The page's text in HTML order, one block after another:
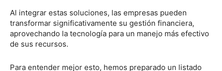
Al integrar estas soluciones, las empresas pueden
transformar significativamente su gestión financiera,
aprovechando la tecnología para un manejo más efectivo
de sus recursos.
Para entender mejor esto, hemos preparado un listado